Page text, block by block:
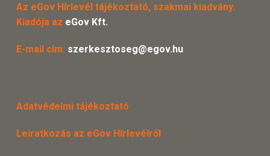
Az eGov Hírlevél tájékoztató, szakmai kiadvány.
Kiadója az eGov Kft.
E-mail cím: szerkesztoseg@egov.hu
Adatvédelmi tájékoztató
Leiratkozás az eGov Hírlevélről